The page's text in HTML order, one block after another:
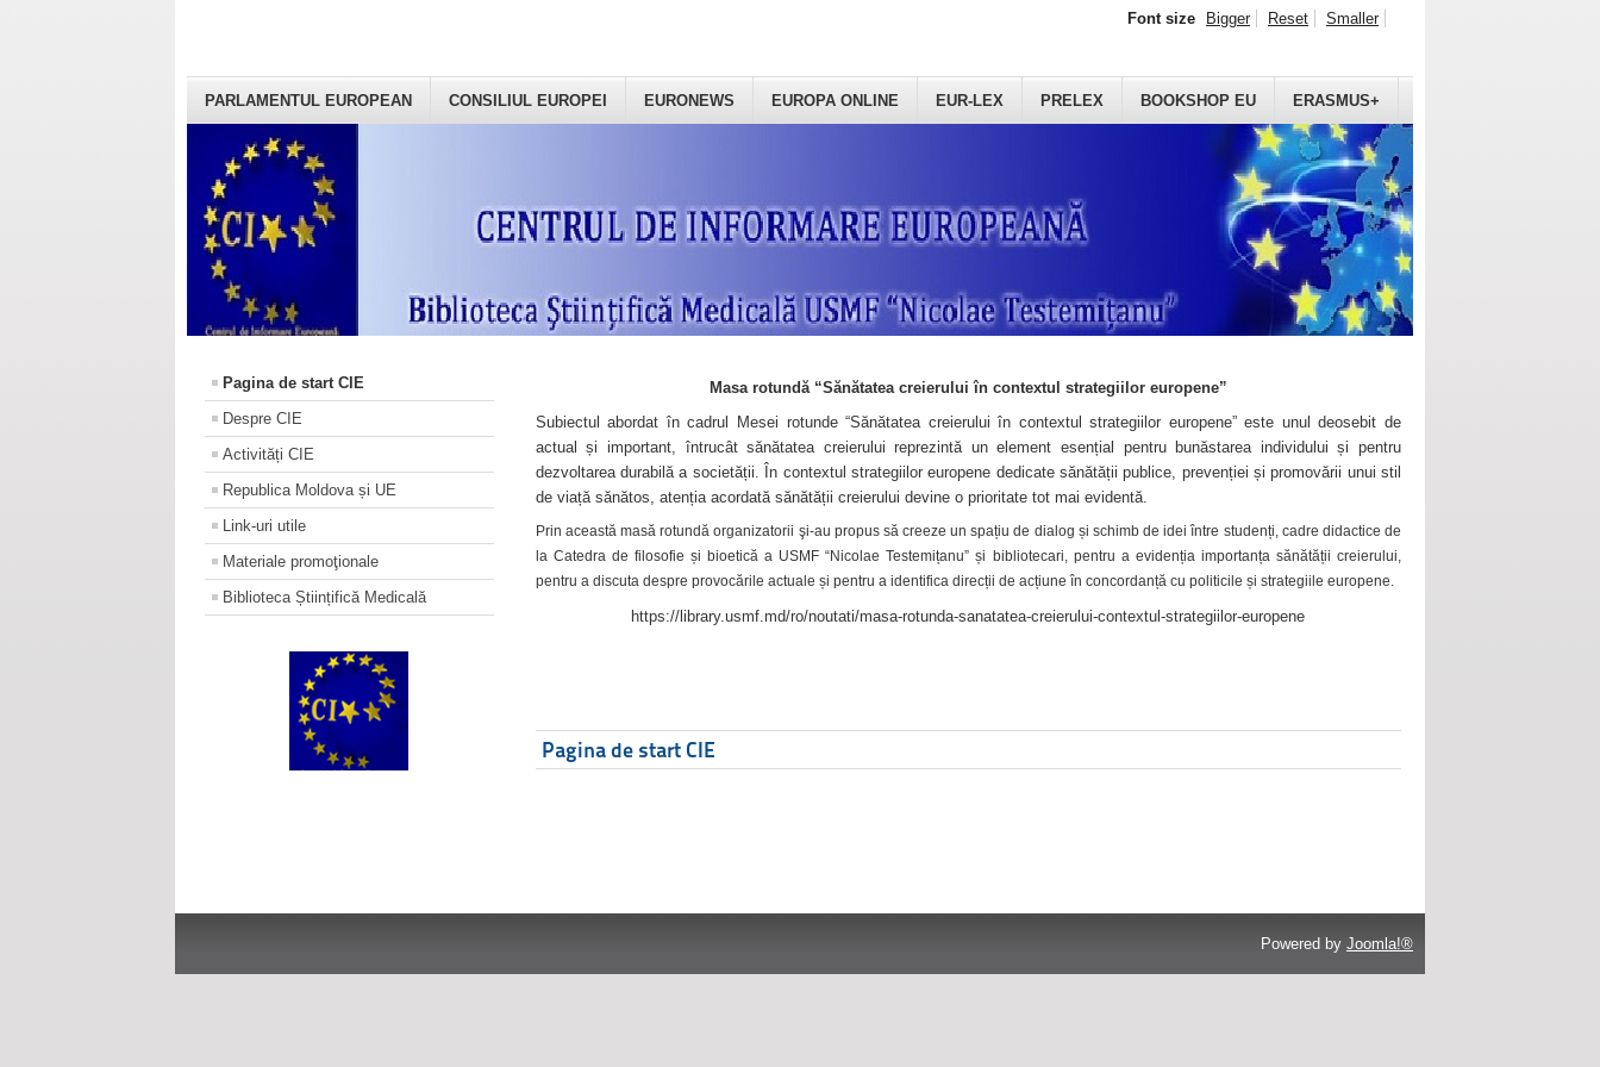
PARLAMENTUL EUROPEAN CONSILIUL EUROPEI EURONEWS EUROPA ONLINE EUR-LEX PRELEX BOOKSHOP EU ERASMUS+
Font size Bigger Reset Smaller
Pagina de start CIE
Despre CIE
Activități CIE
Republica Moldova și UE
Link-uri utile
Materiale promoţionale
Biblioteca Științifică Medicală
Masa rotundă “Sănătatea creierului în contextul strategiilor europene”
Subiectul abordat în cadrul Mesei rotunde “Sănătatea creierului în contextul strategiilor europene” este unul deosebit de
actual și important, întrucât sănătatea creierului reprezintă un element esențial pentru bunăstarea individului și pentru
dezvoltarea durabilă a societății. În contextul strategiilor europene dedicate sănătății publice, prevenției și promovării unui stil
de viață sănătos, atenția acordată sănătății creierului devine o prioritate tot mai evidentă.
Prin această masă rotundă organizatorii şi-au propus să creeze un spațiu de dialog și schimb de idei între studenți, cadre didactice de
la Catedra de filosofie și bioetică a USMF “Nicolae Testemițanu” și bibliotecari, pentru a evidenția importanța sănătății creierului,
pentru a discuta despre provocările actuale și pentru a identifica direcții de acțiune în concordanță cu politicile și strategiile europene.
https://library.usmf.md/ro/noutati/masa-rotunda-sanatatea-creierului-contextul-strategiilor-europene
Pagina de start CIE
Powered by Joomla!®